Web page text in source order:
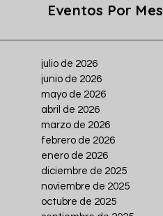
Eventos Por Mes
julio de 2026
junio de 2026
mayo de 2026
abril de 2026
marzo de 2026
febrero de 2026
enero de 2026
diciembre de 2025
noviembre de 2025
octubre de 2025